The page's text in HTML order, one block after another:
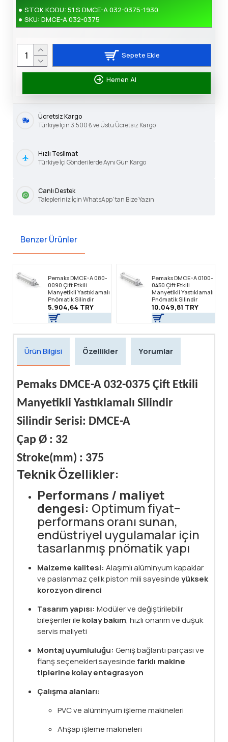
STOK KODU: 51.S DMCE-A 032-0375-1930
SKU: DMCE-A 032-0375
Sepete Ekle
Hemen Al
Ücretsiz Kargo
Türkiye İçin 3.500 ₺ ve Üstü Ücretsiz Kargo
Hızlı Teslimat
Türkiye İçi Gönderilerde Aynı Gün Kargo
Canlı Destek
Talepleriniz İçin WhatsApp' tan Bize Yazın
Benzer Ürünler
Pemaks DMCE-A 080-
0090 Çift Etkili
Manyetikli Yastıklamalı
Pnömatik Silindir
5.904,64 TRY
Pemaks DMCE-A 0100-
0450 Çift Etkili
Manyetikli Yastıklamalı
Pnömatik Silindir
10.049,81 TRY
Ürün Bilgisi Özellikler Yorumlar
Pemaks DMCE-A 032-0375 Çift Etkili
Manyetikli Yastıklamalı Silindir
Silindir Serisi: DMCE-A
Çap Ø : 32
Stroke(mm) : 375
Teknik Özellikler:
Performans / maliyet
dengesi: Optimum fiyat–
performans oranı sunan,
endüstriyel uygulamalar için
tasarlanmış pnömatik yapı
Malzeme kalitesi: Alaşımlı alüminyum kapaklar
ve paslanmaz çelik piston mili sayesindeyüksek
korozyon direnci
Tasarım yapısı: Modüler ve değiştirilebilir
bileşenler ile kolay bakım, hızlı onarım ve düşük
servis maliyeti
Montaj uyumluluğu: Geniş bağlantı parçası ve
flanş seçenekleri sayesindefarklı makine
tiplerine kolay entegrasyon
Çalışma alanları:
PVC ve alüminyum işleme makineleri
Ahşap işleme makineleri